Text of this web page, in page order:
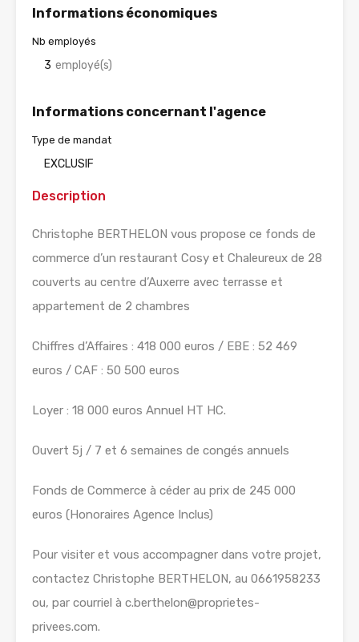
Informations économiques
Nb employés
3 employé(s)
Informations concernant l'agence
Type de mandat
EXCLUSIF
Description
Christophe BERTHELON vous propose ce fonds de
commerce d’un restaurant Cosy et Chaleureux de 28
couverts au centre d’Auxerre avec terrasse et
appartement de 2 chambres
Chiffres d’Affaires : 418 000 euros / EBE : 52 469
euros / CAF : 50 500 euros
Loyer : 18 000 euros Annuel HT HC.
Ouvert 5j / 7 et 6 semaines de congés annuels
Fonds de Commerce à céder au prix de 245 000
euros (Honoraires Agence Inclus)
Pour visiter et vous accompagner dans votre projet,
contactez Christophe BERTHELON, au 0661958233
ou, par courriel à c.berthelon@proprietes-
privees.com.